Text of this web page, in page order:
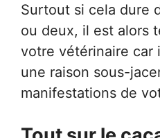
Surtout si cela dure
ou deux, il est alors
votre vétérinaire car
une raison sous-
manifestations de